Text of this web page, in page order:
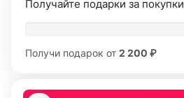
Получайте подарки за покупки
Получи подарок от 2 200 ₽